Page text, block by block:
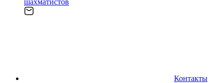
шахматистов
Контакты